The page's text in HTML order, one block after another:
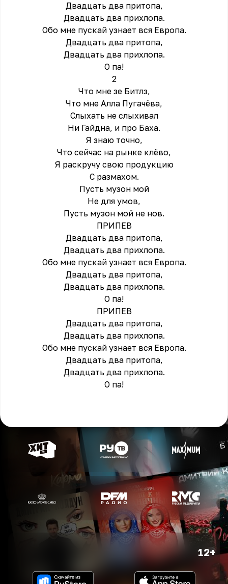
Двадцать два притопа,
Двадцать два прихлопа.
Обо мне пускай узнает вся Европа.
Двадцать два притопа,
Двадцать два прихлопа.
О па!
2
Что мне зе Битлз,
Что мне Алла Пугачёва,
Слыхать не слыхивал
Ни Гайдна, и про Баха.
Я знаю точно,
Что сейчас на рынке клёво,
Я раскручу свою продукцию
С размахом.
Пусть музон мой
Не для умов,
Пусть музон мой не нов.
ПРИПЕВ
Двадцать два притопа,
Двадцать два прихлопа.
Обо мне пускай узнает вся Европа.
Двадцать два притопа,
Двадцать два прихлопа.
О па!
ПРИПЕВ
Двадцать два притопа,
Двадцать два прихлопа.
Обо мне пускай узнает вся Европа.
Двадцать два притопа,
Двадцать два прихлопа.
О па!
12+